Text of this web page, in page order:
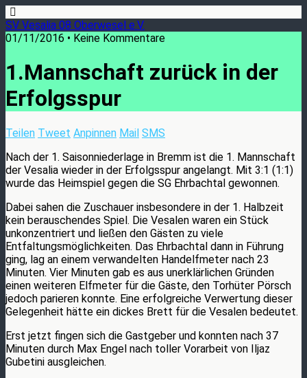
SV Vesalia 08 Oberwesel e.V.
01/11/2016 • Keine Kommentare
1.Mannschaft zurück in der
Erfolgsspur
Teilen Tweet Anpinnen Mail SMS
Nach der 1. Saisonniederlage in Bremm ist die 1. Mannschaft
der Vesalia wieder in der Erfolgsspur angelangt. Mit 3:1 (1:1)
wurde das Heimspiel gegen die SG Ehrbachtal gewonnen.
Dabei sahen die Zuschauer insbesondere in der 1. Halbzeit
kein berauschendes Spiel. Die Vesalen waren ein Stück
unkonzentriert und ließen den Gästen zu viele
Entfaltungsmöglichkeiten. Das Ehrbachtal dann in Führung
ging, lag an einem verwandelten Handelfmeter nach 23
Minuten. Vier Minuten gab es aus unerklärlichen Gründen
einen weiteren Elfmeter für die Gäste, den Torhüter Pörsch
jedoch parieren konnte. Eine erfolgreiche Verwertung dieser
Gelegenheit hätte ein dickes Brett für die Vesalen bedeutet.
Erst jetzt fingen sich die Gastgeber und konnten nach 37
Minuten durch Max Engel nach toller Vorarbeit von Iljaz
Gubetini ausgleichen.